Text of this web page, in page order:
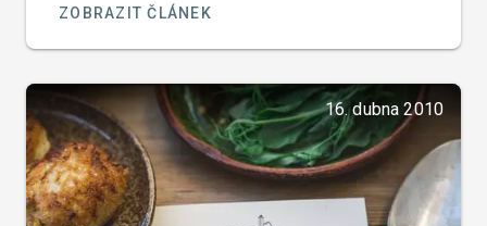
takové jídlo popisuje, ale musí to být někdo kdo k
tomu má vlohy. Pokud nikoho mezi našimi
tento úkol raději zadáme nějakému odbornému
konzultantovi.
ZOBRAZIT ČLÁNEK
16. dubna 2010